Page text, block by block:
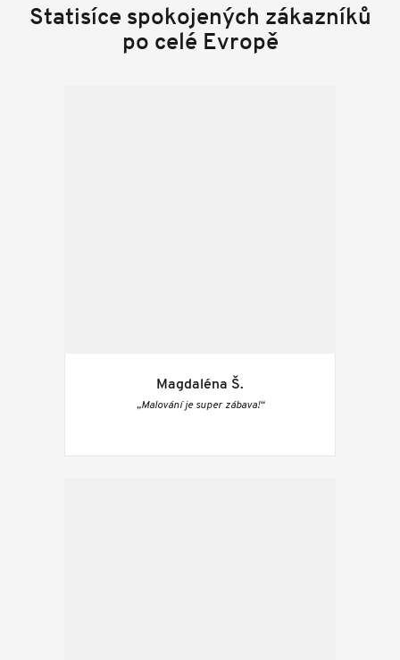
Statisíce spokojených zákazníků
po celé Evropě
Magdaléna Š.
„Malování je super zábava!“